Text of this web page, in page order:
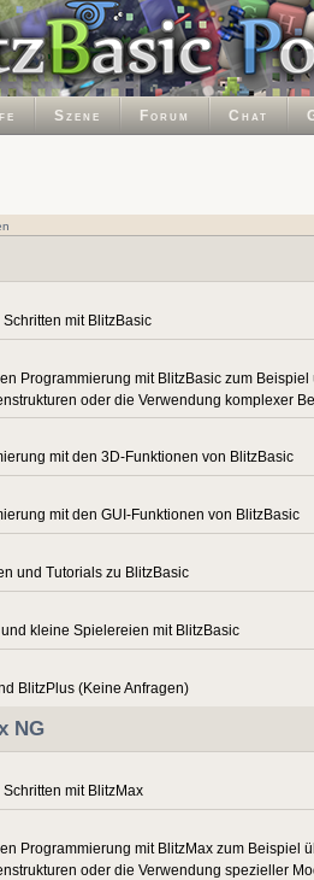
Szene Forum Chat
mit BlitzBasic
Programmierung mit BlitzBasic zum Beispiel
oder die Verwendung komplexer
mit den 3D-Funktionen von BlitzBasic
mit den GUI-Funktionen von BlitzBasic
und Tutorials zu BlitzBasic
kleine Spielereien mit BlitzBasic
BlitzPlus (Keine Anfragen)
NG
mit BlitzMax
Programmierung mit BlitzMax zum Beispiel
oder die Verwendung spezieller